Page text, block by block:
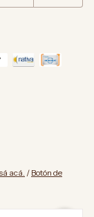
acá. / Botón de